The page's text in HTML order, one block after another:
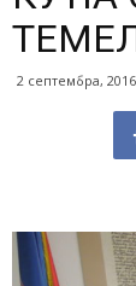
2 септембра, 2016